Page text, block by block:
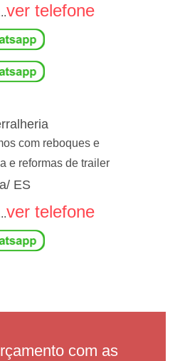
ver telefone
com reboques e
e reformas de trailer
ES
ver telefone
com as